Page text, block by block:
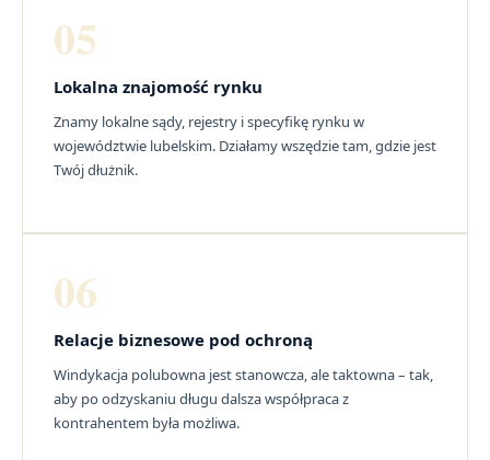
05
Lokalna znajomość rynku
Znamy lokalne sądy, rejestry i specyfikę rynku w
województwie lubelskim. Działamy wszędzie tam, gdzie jest
Twój dłużnik.
06
Relacje biznesowe pod ochroną
Windykacja polubowna jest stanowcza, ale taktowna – tak,
aby po odzyskaniu długu dalsza współpraca z
kontrahentem była możliwa.